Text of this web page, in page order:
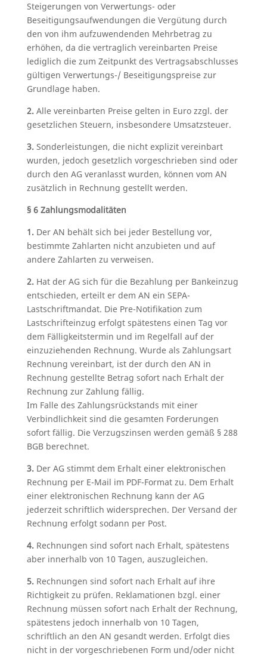
Steigerungen von Verwertungs- oder
Beseitigungsaufwendungen die Vergütung durch
den von ihm aufzuwendenden Mehrbetrag zu
erhöhen, da die vertraglich vereinbarten Preise
lediglich die zum Zeitpunkt des Vertragsabschlusses
gültigen Verwertungs-/ Beseitigungspreise zur
Grundlage haben.
2.Alle vereinbarten Preise gelten in Euro zzgl. der
gesetzlichen Steuern, insbesondere Umsatzsteuer.
3.Sonderleistungen, die nicht explizit vereinbart
wurden, jedoch gesetzlich vorgeschrieben sind oder
durch den AG veranlasst wurden, können vom AN
zusätzlich in Rechnung gestellt werden.
§ 6 Zahlungsmodalitäten
1.Der AN behält sich bei jeder Bestellung vor,
bestimmte Zahlarten nicht anzubieten und auf
andere Zahlarten zu verweisen.
2.Hat der AG sich für die Bezahlung per Bankeinzug
entschieden, erteilt er dem AN ein SEPA-
Lastschriftmandat. Die Pre-Notifikation zum
Lastschrifteinzug erfolgt spätestens einen Tag vor
dem Fälligkeitstermin und im Regelfall auf der
einzuziehenden Rechnung. Wurde als Zahlungsart
Rechnung vereinbart, ist der durch den AN in
Rechnung gestellte Betrag sofort nach Erhalt der
Rechnung zur Zahlung fällig.
Im Falle des Zahlungsrückstands mit einer
Verbindlichkeit sind die gesamten Forderungen
sofort fällig. Die Verzugszinsen werden gemäß § 288
BGB berechnet.
3.Der AG stimmt dem Erhalt einer elektronischen
Rechnung per E-Mail im PDF-Format zu. Dem Erhalt
einer elektronischen Rechnung kann der AG
jederzeit schriftlich widersprechen. Der Versand der
Rechnung erfolgt sodann per Post.
4.Rechnungen sind sofort nach Erhalt, spätestens
aber innerhalb von 10 Tagen, auszugleichen.
5.Rechnungen sind sofort nach Erhalt auf ihre
Richtigkeit zu prüfen. Reklamationen bzgl. einer
Rechnung müssen sofort nach Erhalt der Rechnung,
spätestens jedoch innerhalb von 10 Tagen,
schriftlich an den AN gesandt werden. Erfolgt dies
nicht in der vorgeschriebenen Form und/oder nicht